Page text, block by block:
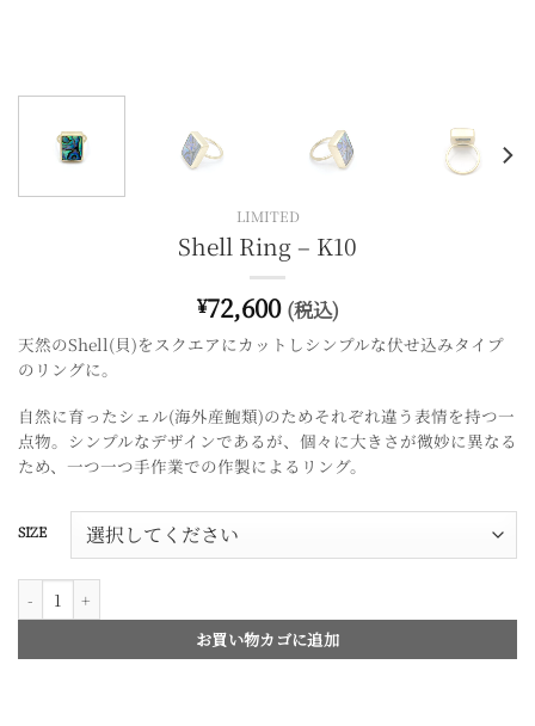
LIMITED
Shell Ring – K10
¥72,600 (税込)
天然のShell(貝)をスクエアにカットしシンプルな伏せ込みタイプ
のリングに。
自然に育ったシェル(海外産鮑類)のためそれぞれ違う表情を持つ一
点物。 シンプルなデザインであるが、個々に大きさが微妙に異なる
ため、一つ一つ手作業での作製によるリング。
SIZE
お買い物カゴに追加